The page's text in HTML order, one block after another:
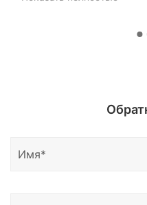
Полировка. Шаг 1, 2,